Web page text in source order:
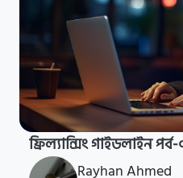
ফ্রিল্যান্সিং গাইডলাইন
Rayhan Ahmed